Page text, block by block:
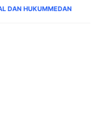
DAN HUKUMMEDAN